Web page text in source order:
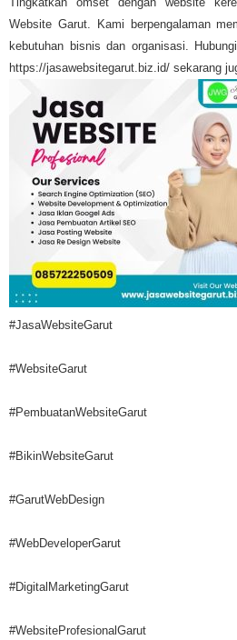
Website Garut. Kami berpengalaman
kebutuhan bisnis dan organisasi.
https://jasawebsitegarut.biz.id/ sekarang
#JasaWebsiteGarut
#WebsiteGarut
#PembuatanWebsiteGarut
#BikinWebsiteGarut
#GarutWebDesign
#WebDeveloperGarut
#DigitalMarketingGarut
#WebsiteProfesionalGarut